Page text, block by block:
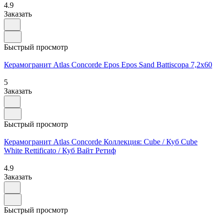
4.9
Заказать
Быстрый просмотр
Керамогранит Atlas Concorde Epos Epos Sand Battiscopa 7,2x60
5
Заказать
Быстрый просмотр
Керамогранит Atlas Concorde Коллекция: Cube / Куб Cube
White Rettificato / Куб Вайт Ретиф
4.9
Заказать
Быстрый просмотр